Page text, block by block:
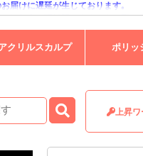
届けに遅延が生じております｡
､ 何卒ご理解賜りますようお願い
クリルスカルプ ポリッ
上昇ワ